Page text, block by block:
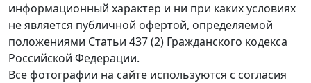
информационный характер и ни при каких условиях
не является публичной офертой, определяемой
положениями Статьи 437 (2) Гражданского кодекса
Российской Федерации.
Все фотографии на сайте используются с согласия